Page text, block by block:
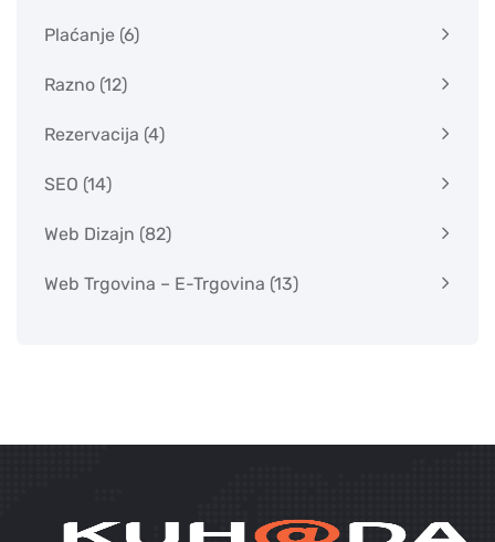
Plaćanje (6)
Razno (12)
Rezervacija (4)
SEO (14)
Web Dizajn (82)
Web Trgovina – E-Trgovina (13)